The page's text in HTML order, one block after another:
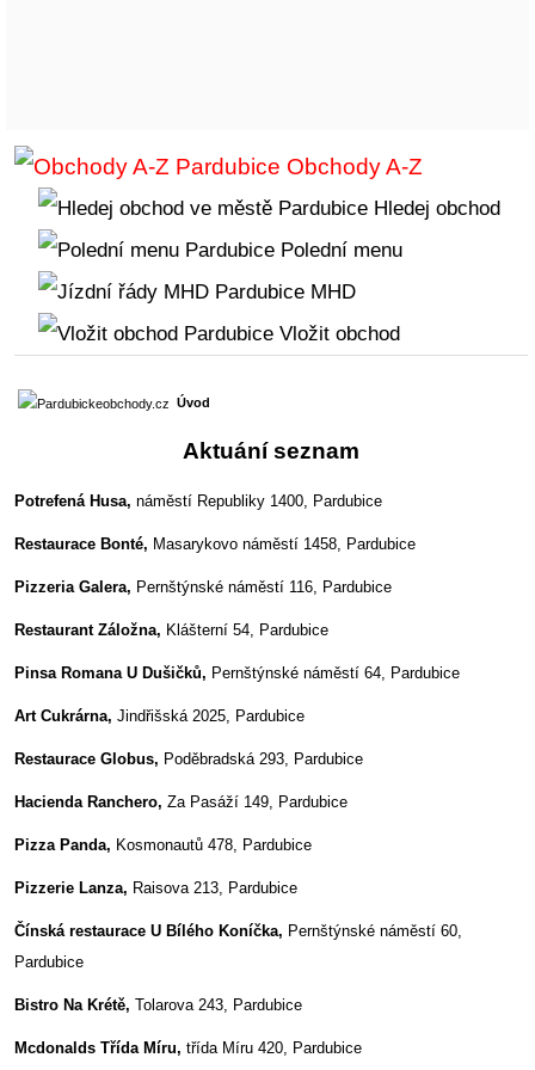
Obchody A-Z
Hledej obchod
Polední menu
MHD
Vložit obchod
Úvod
Aktuání seznam
Potrefená Husa,náměstí Republiky 1400, Pardubice
Restaurace Bonté, Masarykovo náměstí 1458, Pardubice
Pizzeria Galera, Pernštýnské náměstí 116, Pardubice
Restaurant Záložna, Klášterní 54, Pardubice
Pinsa Romana U Dušičků, Pernštýnské náměstí 64, Pardubice
Art Cukrárna,Jindřišská 2025, Pardubice
Restaurace Globus, Poděbradská 293, Pardubice
Hacienda Ranchero,Za Pasáží 149, Pardubice
Pizza Panda, Kosmonautů 478, Pardubice
Pizzerie Lanza, Raisova 213, Pardubice
Čínská restaurace U Bílého Koníčka, Pernštýnské náměstí 60,
Pardubice
Bistro Na Krétě,Tolarova 243, Pardubice
Mcdonalds Třída Míru,třída Míru 420, Pardubice